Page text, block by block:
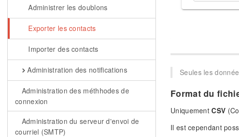
Administrer les doublons
Exporter les contacts
Importer des contacts
Administration des notifications
Administration des méthhodes de
connexion
Administration du serveur d'envoi de
courriel (SMTP)
Seules les
Format du
UniquementCSV
Il est cependant